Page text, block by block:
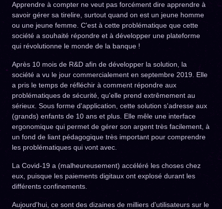
Apprendre à compter ne veut pas forcément dire apprendre à
savoir gérer sa tirelire, surtout quand on est un jeune homme
ou une jeune femme. C'est à cette problématique que cette
société a souhaité répondre et à développer une plateforme
qui révolutionne le monde de la banque !
Après 10 mois de R&D afin de développer la solution, la
société a vu le jour commercialement en septembre 2019. Elle
a pris le temps de réfléchir à comment répondre aux
problématiques de sécurité, qu'elle prend extrêmement au
sérieux. Sous forme d'application, cette solution s'adresse aux
(grands) enfants de 10 ans et plus. Elle mêle une interface
ergonomique qui permet de gérer son argent très facilement, à
un fond de liant pédagogique très important pour comprendre
les problématiques qui vont avec.
La Covid-19 a (malheureusement) accéléré les choses chez
eux, puisque les paiements digitaux ont explosé durant les
différents confinements.
Aujourd'hui, ce sont des dizaines de milliers d'utilisateurs sur le